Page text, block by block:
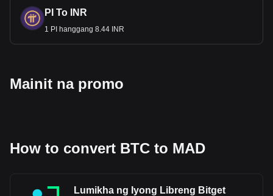
PI To INR
1 PI hanggang 8.44 INR
Mainit na promo
How to convert BTC to MAD
Lumikha ng Iyong Libreng Bitget